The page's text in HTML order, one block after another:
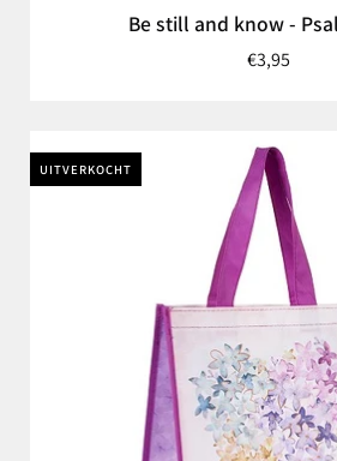
Be still and know -
€3,95
UITVERKOCHT